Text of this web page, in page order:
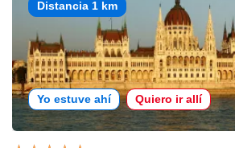
Distancia 1 km
Yo estuve ahí Quiero ir allí